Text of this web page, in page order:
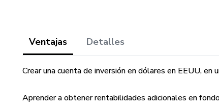
Ventajas Detalles
Crear una cuenta de inversión en dólares en EEUU, en
Aprender a obtener rentabilidades adicionales en